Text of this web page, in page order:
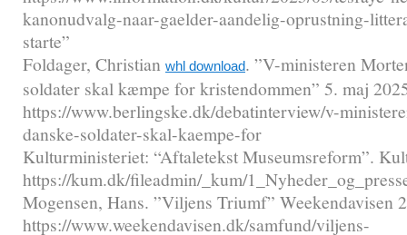
kanonudvalg-naar-gaelder-aandelig-oprustning-
starte”
Foldager, Christian whl download. ”V-ministeren
soldater skal kæmpe for kristendommen” 5. maj
https://www.berlingske.dk/debatinterview/v-
danske-soldater-skal-kaempe-for
Kulturministeriet: “Aftaletekst Museumsreform”.
https://kum.dk/fileadmin/_kum/
Mogensen, Hans. ”Viljens Triumf” Weekendavisen
https://www.weekendavisen.dk/samfund/viljens-